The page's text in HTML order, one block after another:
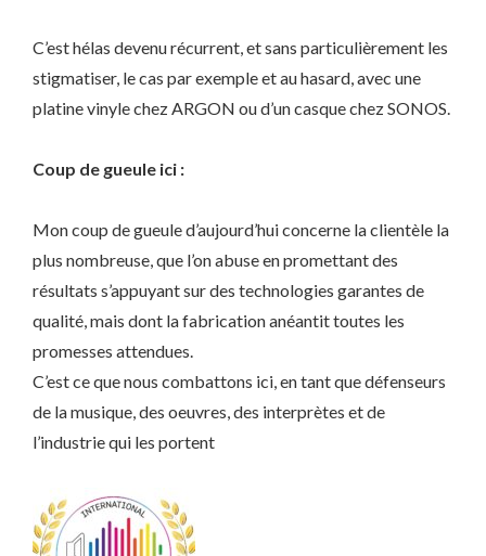
C’est hélas devenu récurrent, et sans particulièrement les
stigmatiser, le cas par exemple et au hasard, avec une
platine vinyle chez ARGON ou d’un casque chez SONOS.
Coup de gueule ici :
Mon coup de gueule d’aujourd’hui concerne la clientèle la
plus nombreuse, que l’on abuse en promettant des
résultats s’appuyant sur des technologies garantes de
qualité, mais dont la fabrication anéantit toutes les
promesses attendues.
C’est ce que nous combattons ici, en tant que défenseurs
de la musique, des oeuvres, des interprètes et de
l’industrie qui les portent